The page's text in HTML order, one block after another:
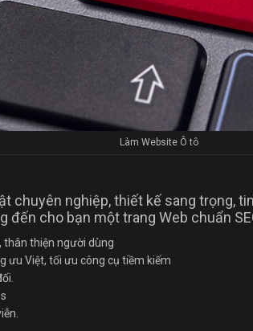
Làm Website Ô tô
chuyên nghiệp, thiết kế sang trọng,
đến cho bạn một trang Web chuẩn
thân thiện người dùng
ưu Việt, tối ưu công cụ tiềm kiếm